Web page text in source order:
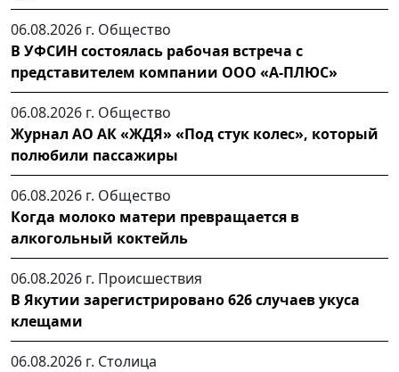
06.08.2026 г. Общество
В УФСИН состоялась рабочая встреча с
представителем компании ООО «А-ПЛЮС»
06.08.2026 г. Общество
Журнал АО АК «ЖДЯ» «Под стук колес», который
полюбили пассажиры
06.08.2026 г. Общество
Когда молоко матери превращается в
алкогольный коктейль
06.08.2026 г. Происшествия
В Якутии зарегистрировано 626 случаев укуса
клещами
06.08.2026 г. Столица